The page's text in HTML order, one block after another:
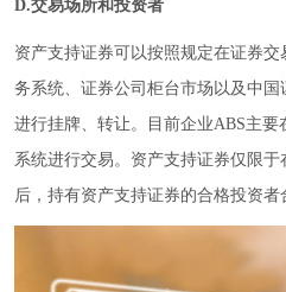
D.交易场所和投资者
资产支持证券可以按照规定在证券
务系统、证券公司柜台市场以及中
进行挂牌、转让。目前企业ABS主
系统进行交易。资产支持证券仅限
后，持有资产支持证券的合格投资者